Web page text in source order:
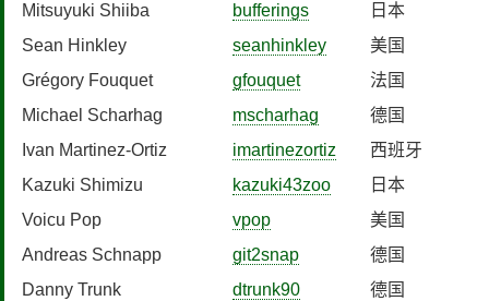
Mitsuyuki Shiiba
bufferings
日本
Sean Hinkley
seanhinkley
美国
Grégory Fouquet
gfouquet
法国
Michael Scharhag
mscharhag
德国
Ivan Martinez-Ortiz
imartinezortiz
西班牙
Kazuki Shimizu
kazuki43zoo
日本
Voicu Pop
vpop
美国
Andreas Schnapp
git2snap
德国
Danny Trunk
dtrunk90
德国